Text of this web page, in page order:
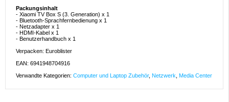
Packungsinhalt
- Xiaomi TV Box S (3. Generation) x 1
- Bluetooth-Sprachfernbedienung x 1
- Netzadapter x 1
- HDMI-Kabel x 1
- Benutzerhandbuch x 1
Verpacken: Euroblister
EAN: 6941948704916
Verwandte Kategorien: Computer und Laptop Zubehör, Netzwerk Media Center